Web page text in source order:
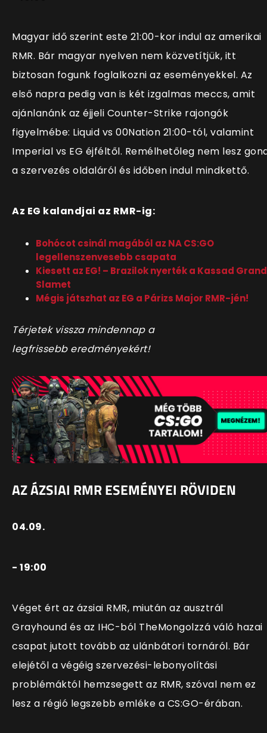
Magyar idő szerint este 21:00-kor indul az amerikai
RMR. Bár magyar nyelven nem közvetítjük, itt
biztosan fogunk foglalkozni az eseményekkel. Az
első napra pedig van is két izgalmas meccs, amit
ajánlanánk az éjjeli Counter-Strike rajongók
figyelmébe: Liquid vs 00Nation 21:00-tól, valamint
Imperial vs EG éjféltől. Remélhetőleg nem lesz
a szervezés oldaláról és időben indul mindkettő.
Az EG kalandjai az RMR-ig:
Bohócot csinál magából az NA CS:GO
legellenszenvesebb csapata
Kiesett az EG! – Brazilok nyerték a Kassad Grand
Slamet
Mégis játszhat az EG a Párizs Major RMR-jén!
Térjetek vissza mindennap a
legfrissebb eredményekért!
AZ ÁZSIAI RMR ESEMÉNYEI RÖVIDEN
04.09.
- 19:00
Véget ért az ázsiai RMR, miután az ausztrál
Grayhound és az IHC-ból TheMongolzzá váló hazai
csapat jutott tovább az ulánbátori tornáról. Bár
elejétől a végéig szervezési-lebonyolítási
problémáktól hemzsegett az RMR, szóval nem ez
lesz a régió legszebb emléke a CS:GO-érában.